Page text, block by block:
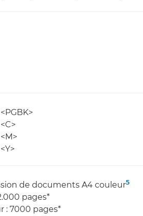
de documents A4 couleur5
pages*
: 7000 pages*